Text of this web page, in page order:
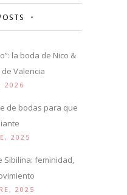
la boda de Nico &
de Valencia
2026
de bodas para que
2025
Sibilina: feminidad,
2025